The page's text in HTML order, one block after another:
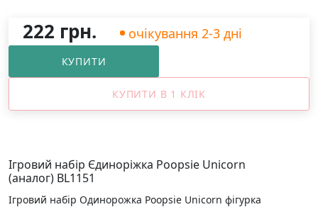
222 грн. очікування 2-3 дні
КУПИТИ
КУПИТИ В 1 КЛІК
Ігровий набір Єдиноріжка Poopsie Unicorn
(аналог) BL1151
Ігровий набір Одинорожка Poopsie Unicorn фігурка